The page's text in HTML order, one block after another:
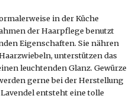
in der Küche
der Haarpflege benutzt
Eigenschaften. Sie nähren
unterstützen das
leuchtenden Glanz. Gewürze
gerne bei der Herstellung
entsteht eine tolle